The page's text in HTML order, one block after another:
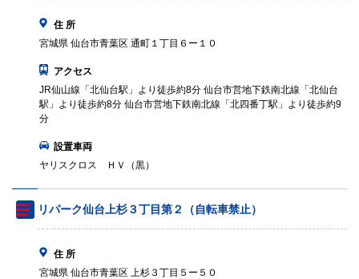
住 所
宮城県 仙台市青葉区 通町１丁目６ー１０
アクセス
JR仙山線「北仙台駅」より徒歩約8分 仙台市営地下鉄南北線「北仙台
駅」より徒歩約8分 仙台市営地下鉄南北線「北四番丁駅」より徒歩約9
分
設置車両
ヤリスクロス ＨＶ（黒）
リパーク仙台上杉３丁目第２（自転車禁止）
住 所
宮城県 仙台市青葉区 上杉３丁目５ー５０